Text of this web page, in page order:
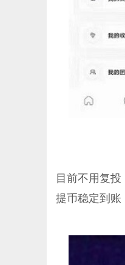
目前不用复
提币稳定到账